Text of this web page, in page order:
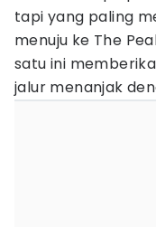
tapi yang paling
menuju ke The
satu ini
jalur menanjak